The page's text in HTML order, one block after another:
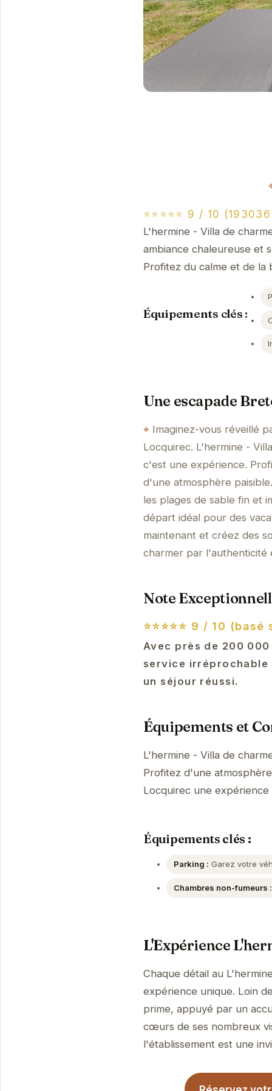
⭐⭐⭐⭐⭐ 9 / 10
L'hermine - Villa de
ambiance chaleureuse et
Profitez du calme et de la
Équipements clés :
Une escapade
Imaginez-vous réveillé
Locquirec. L'hermine -
c'est une expérience.
d'une atmosphère
les plages de sable fin et
départ idéal pour des
maintenant et créez des
charmer par l'authenticité
Note
⭐⭐⭐⭐⭐ 9 / 10 (basé
Avec près de 200
service irréprochable
un séjour réussi.
Équipements et
L'hermine - Villa de
Profitez d'une
Locquirec une expérience
Équipements clés :
Parking : Garez votre
Chambres non-fumeurs :
L'Expérience
Chaque détail au
expérience unique. Loin
prime, appuyé par un
cœurs de ses nombreux
l'établissement est une